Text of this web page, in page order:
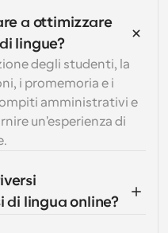
a ottimizzare
lingue?
degli studenti, la
i promemoria e i
amministrativi e
un'esperienza di
di lingua online?